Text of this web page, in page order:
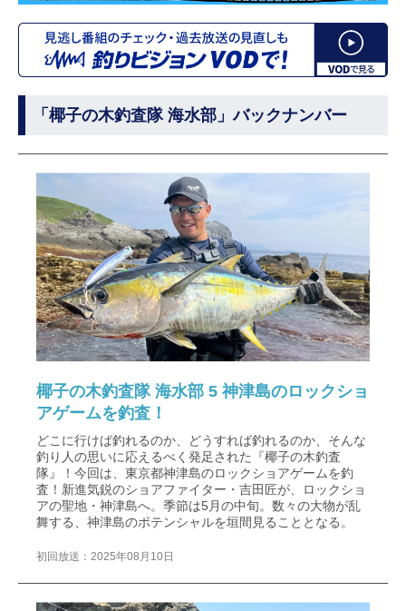
「椰子の木釣査隊 海水部」バックナンバー
椰子の木釣査隊 海水部 5 神津島のロックショ
アゲームを釣査！
どこに行けば釣れるのか、どうすれば釣れるのか、そんな
釣り人の思いに応えるべく発足された『椰子の木釣査
隊』！今回は、東京都神津島のロックショアゲームを釣
査！新進気鋭のショアファイター・吉田匠が、ロックショ
アの聖地・神津島へ。季節は5月の中旬。数々の大物が乱
舞する、神津島のポテンシャルを垣間見ることとなる。
初回放送：2025年08月10日